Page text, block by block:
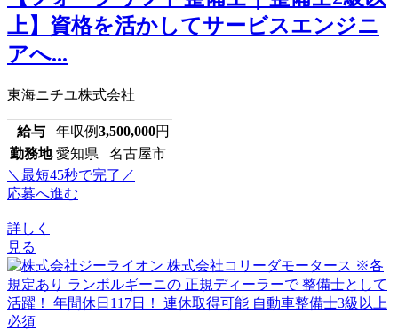
上】資格を活かしてサービスエンジニ
アへ...
東海ニチユ株式会社
給与 年収例3,500,000円
勤務地 愛知県 名古屋市
＼最短45秒で完了／
応募へ進む
詳しく
見る